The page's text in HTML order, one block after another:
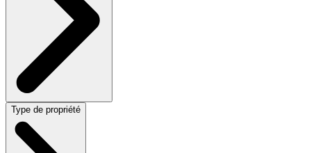
Type de propriété